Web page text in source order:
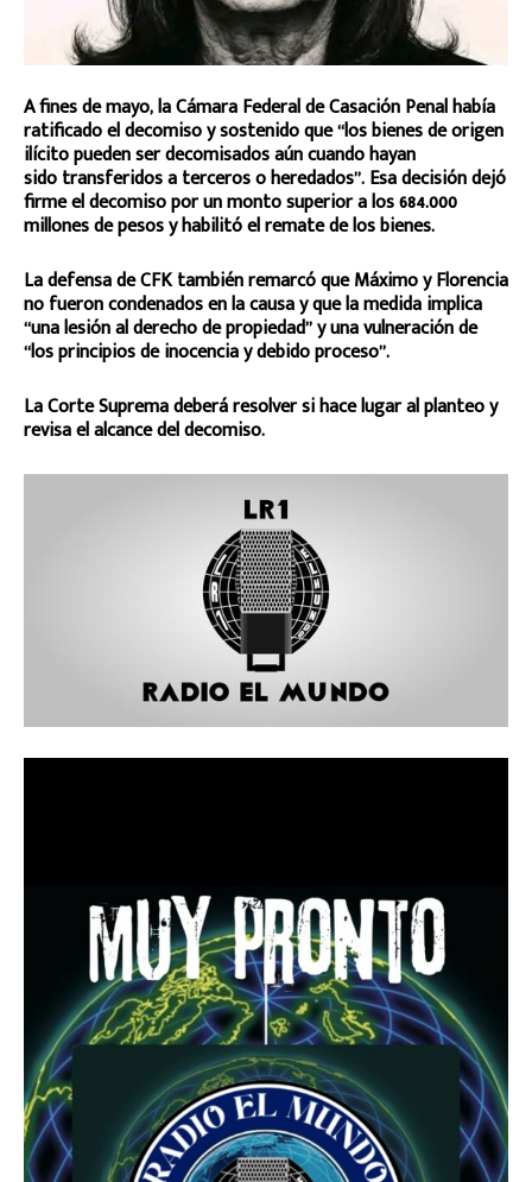
A fines de mayo, la Cámara Federal de Casación Penal había
ratificado el decomiso y sostenido que “los bienes de origen
ilícito pueden ser decomisados aún cuando hayan
sido transferidos a terceros o heredados”. Esa decisión dejó
firme el decomiso por un monto superior a los 684.000
millones de pesos y habilitó el remate de los bienes.
La defensa de CFK también remarcó que Máximo y Florencia
no fueron condenados en la causa y que la medida implica
“una lesión al derecho de propiedad” y una vulneración de
“los principios de inocencia y debido proceso”.
La Corte Suprema deberá resolver si hace lugar al planteo y
revisa el alcance del decomiso.